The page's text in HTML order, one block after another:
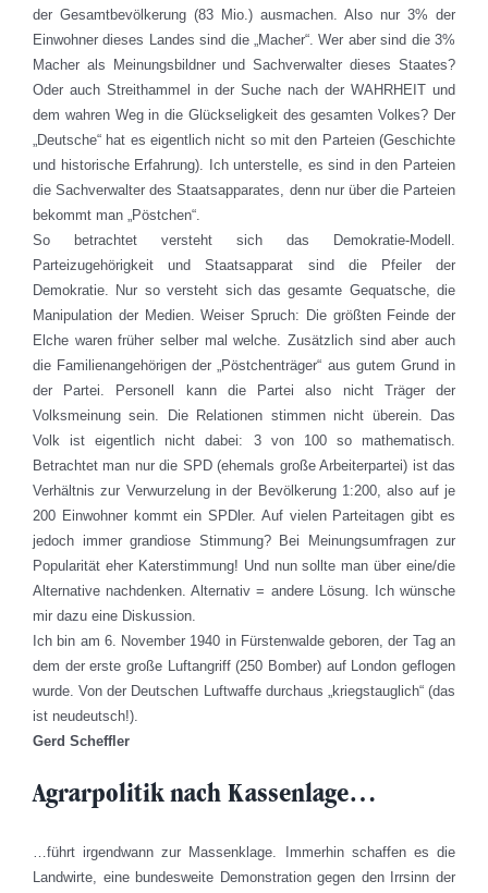
der Gesamtbevölkerung (83 Mio.) ausmachen. Also nur 3% der
Einwohner dieses Landes sind die „Macher“. Wer aber sind die 3%
Macher als Meinungsbildner und Sachverwalter dieses Staates?
Oder auch Streithammel in der Suche nach der WAHRHEIT und
dem wahren Weg in die Glückseligkeit des gesamten Volkes? Der
„Deutsche“ hat es eigentlich nicht so mit den Parteien (Geschichte
und historische Erfahrung). Ich unterstelle, es sind in den Parteien
die Sachverwalter des Staatsapparates, denn nur über die Parteien
bekommt man „Pöstchen“.
So betrachtet versteht sich das Demokratie-Modell.
Parteizugehörigkeit und Staatsapparat sind die Pfeiler der
Demokratie. Nur so versteht sich das gesamte Gequatsche, die
Manipulation der Medien. Weiser Spruch: Die größten Feinde der
Elche waren früher selber mal welche. Zusätzlich sind aber auch
die Familienangehörigen der „Pöstchenträger“ aus gutem Grund in
der Partei. Personell kann die Partei also nicht Träger der
Volksmeinung sein. Die Relationen stimmen nicht überein. Das
Volk ist eigentlich nicht dabei: 3 von 100 so mathematisch.
Betrachtet man nur die SPD (ehemals große Arbeiterpartei) ist das
Verhältnis zur Verwurzelung in der Bevölkerung 1:200, also auf je
200 Einwohner kommt ein SPDler. Auf vielen Parteitagen gibt es
jedoch immer grandiose Stimmung? Bei Meinungsumfragen zur
Popularität eher Katerstimmung! Und nun sollte man über eine/die
Alternative nachdenken. Alternativ = andere Lösung. Ich wünsche
mir dazu eine Diskussion.
Ich bin am 6. November 1940 in Fürstenwalde geboren, der Tag an
dem der erste große Luftangriff (250 Bomber) auf London geflogen
wurde. Von der Deutschen Luftwaffe durchaus „kriegstauglich“ (das
ist neudeutsch!).
Gerd Scheffler
Agrarpolitik nach Kassenlage…
…führt irgendwann zur Massenklage. Immerhin schaffen es die
Landwirte, eine bundesweite Demonstration gegen den Irrsinn der